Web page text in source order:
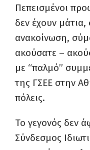
Πεπεισμένοι
δεν έχουν μάτια,
ανακοίνωση,
ακούσατε –
με “παλμό”
της ΓΣΕΕ στην
πόλεις.
Το γεγονός δεν
Σύνδεσμος